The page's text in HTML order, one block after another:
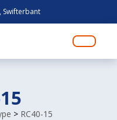
Swifterbant
> RC40-15